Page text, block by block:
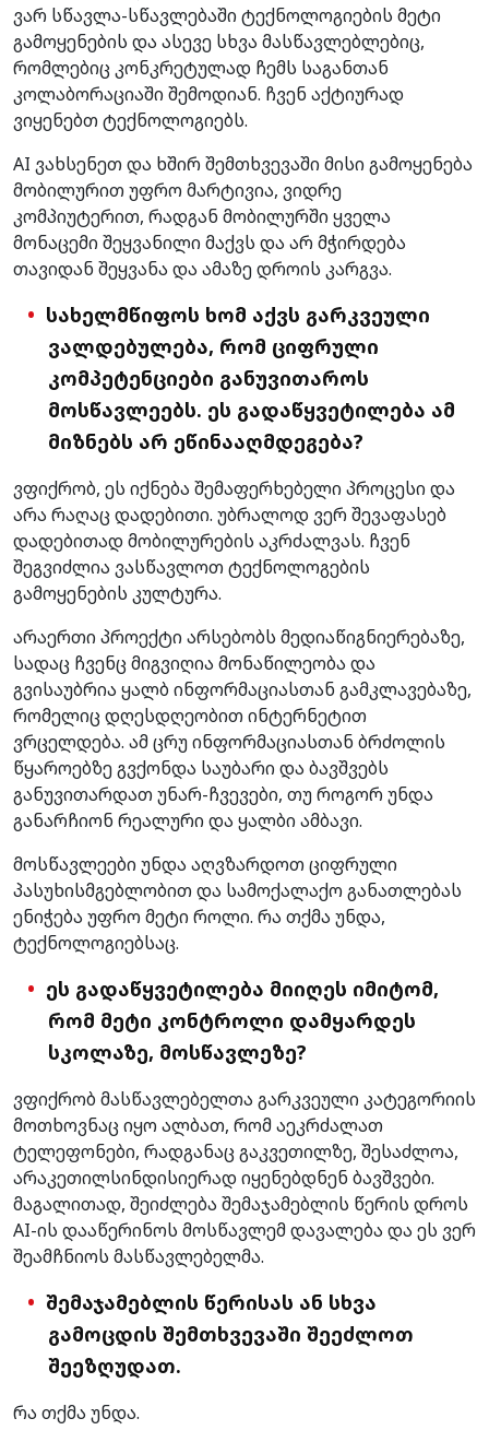
ვარ სწავლა-სწავლებაში ტექნოლოგიების მეტი
გამოყენების და ასევე სხვა მასწავლებლებიც,
რომლებიც კონკრეტულად ჩემს საგანთან
კოლაბორაციაში შემოდიან. ჩვენ აქტიურად
ვიყენებთ ტექნოლოგიებს.
AI ვახსენეთ და ხშირ შემთხვევაში მისი გამოყენება
მობილურით უფრო მარტივია, ვიდრე
კომპიუტერით, რადგან მობილურში ყველა
მონაცემი შეყვანილი მაქვს და არ მჭირდება
თავიდან შეყვანა და ამაზე დროის კარგვა.
სახელმწიფოს ხომ აქვს გარკვეული
ვალდებულება, რომ ციფრული
კომპეტენციები განუვითაროს
მოსწავლეებს. ეს გადაწყვეტილება ამ
მიზნებს არ ეწინააღმდეგება?
ვფიქრობ, ეს იქნება შემაფერხებელი პროცესი და
არა რაღაც დადებითი. უბრალოდ ვერ შევაფასებ
დადებითად მობილურების აკრძალვას. ჩვენ
შეგვიძლია ვასწავლოთ ტექნოლოგების
გამოყენების კულტურა.
არაერთი პროექტი არსებობს მედიაწიგნიერებაზე,
სადაც ჩვენც მიგვიღია მონაწილეობა და
გვისაუბრია ყალბ ინფორმაციასთან გამკლავებაზე,
რომელიც დღესდღეობით ინტერნეტით
ვრცელდება. ამ ცრუ ინფორმაციასთან ბრძოლის
წყაროებზე გვქონდა საუბარი და ბავშვებს
განუვითარდათ უნარ-ჩვევები, თუ როგორ უნდა
განარჩიონ რეალური და ყალბი ამბავი.
მოსწავლეები უნდა აღვზარდოთ ციფრული
პასუხისმგებლობით და სამოქალაქო განათლებას
ენიჭება უფრო მეტი როლი. რა თქმა უნდა,
ტექნოლოგიებსაც.
ეს გადაწყვეტილება მიიღეს იმიტომ,
რომ მეტი კონტროლი დამყარდეს
სკოლაზე, მოსწავლეზე?
ვფიქრობ მასწავლებელთა გარკვეული კატეგორიის
მოთხოვნაც იყო ალბათ, რომ აეკრძალათ
ტელეფონები, რადგანაც გაკვეთილზე, შესაძლოა,
არაკეთილსინდისიერად იყენებდნენ ბავშვები.
მაგალითად, შეიძლება შემაჯამებლის წერის დროს
AI-ის დააწერინოს მოსწავლემ დავალება და ეს ვერ
შეამჩნიოს მასწავლებელმა.
შემაჯამებლის წერისას ან სხვა
გამოცდის შემთხვევაში შეეძლოთ
შეეზღუდათ.
რა თქმა უნდა.